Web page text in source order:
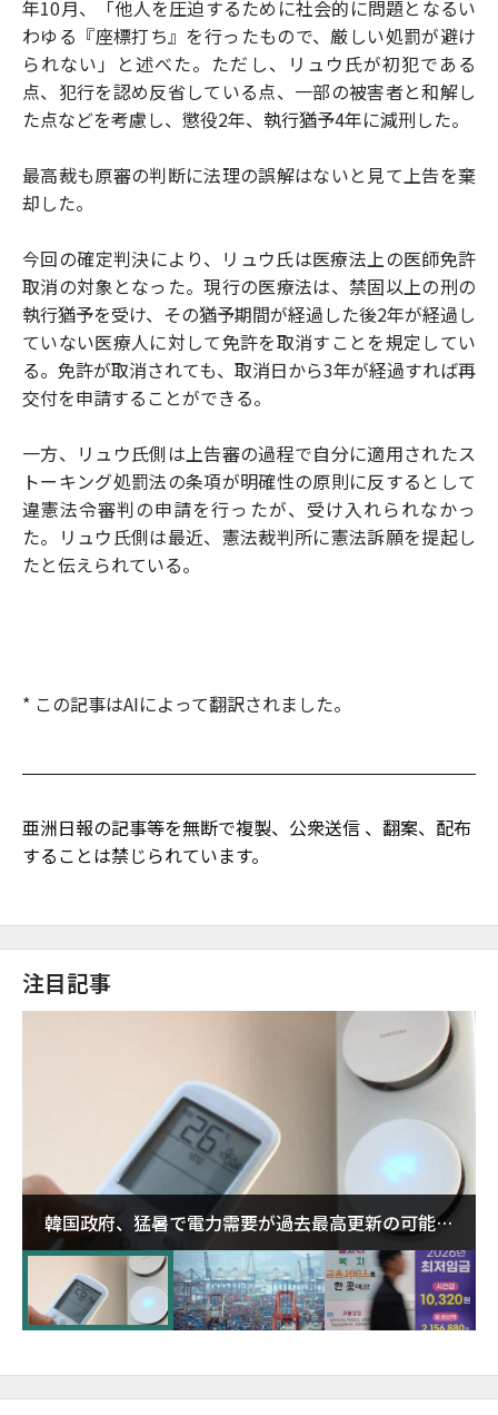
年10月、「他人を圧迫するために社会的に問題となるい
わゆる『座標打ち』を行ったもので、厳しい処罰が避け
られない」と述べた。ただし、リュウ氏が初犯である
点、犯行を認め反省している点、一部の被害者と和解し
た点などを考慮し、懲役2年、執行猶予4年に減刑した。
最高裁も原審の判断に法理の誤解はないと見て上告を棄
却した。
今回の確定判決により、リュウ氏は医療法上の医師免許
取消の対象となった。現行の医療法は、禁固以上の刑の
執行猶予を受け、その猶予期間が経過した後2年が経過し
ていない医療人に対して免許を取消すことを規定してい
る。免許が取消されても、取消日から3年が経過すれば再
交付を申請することができる。
一方、リュウ氏側は上告審の過程で自分に適用されたス
トーキング処罰法の条項が明確性の原則に反するとして
違憲法令審判の申請を行ったが、受け入れられなかっ
た。リュウ氏側は最近、憲法裁判所に憲法訴願を提起し
たと伝えられている。
* この記事はAIによって翻訳されました。
亜洲日報の記事等を無断で複製、公衆送信 、翻案、配布
することは禁じられています。
注目記事
韓国政府、猛暑で電力需要が過去最高更新の可能性
に需給対応体制を点検